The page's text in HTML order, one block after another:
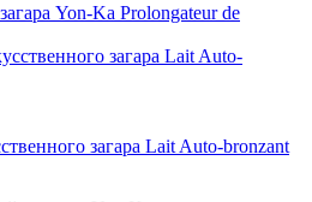
Yon-Ka Prolongateur de
загара Lait Auto-bronzant